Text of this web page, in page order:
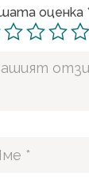
оценка